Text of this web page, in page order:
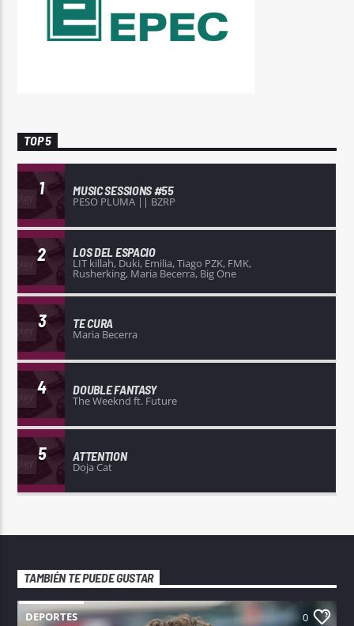
TOP 5
1 MUSIC SESSIONS #55
PESO PLUMA || BZRP
2 LOS DEL ESPACIO
LIT killah, Duki, Emilia, Tiago PZK, FMK,
Rusherking, Maria Becerra, Big One
3 TE CURA
Maria Becerra
4 DOUBLE FANTASY
The Weeknd ft. Future
5 ATTENTION
Doja Cat
TAMBIÉN TE PUEDE GUSTAR
DEPORTES 0